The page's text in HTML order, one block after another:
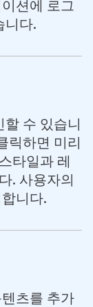
션에 로그
니다.
수 있습니
릭하면 미리
타일과 레
. 사용자의
니다.
츠를 추가